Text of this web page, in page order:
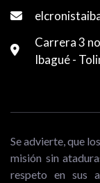
Carrera 3
Ibagué -
Se advierte, que
misión sin
respeto en sus